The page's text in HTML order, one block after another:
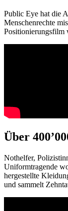
Public Eye hat die
Menschenrechte
Positionierungsfilm
Über
Nothelfer,
Uniformtragende
hergestellte
und sammelt